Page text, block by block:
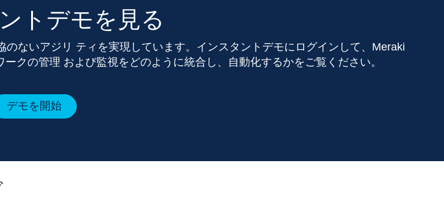
トデモを見る
ないアジリ ティを実現しています。インスタントデモにログインして、Meraki
クの管理 および監視をどのように統合し、自動化するかをご覧ください。
デモを開始